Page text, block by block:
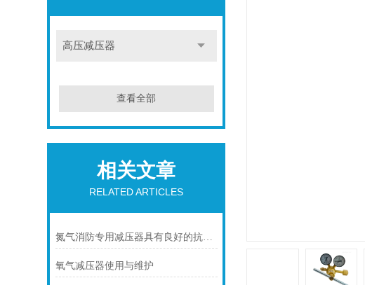
高压减压器
查看全部
相关文章
RELATED ARTICLES
氮气消防专用减压器具有良好的抗腐蚀性能和耐高温性能
氧气减压器使用与维护